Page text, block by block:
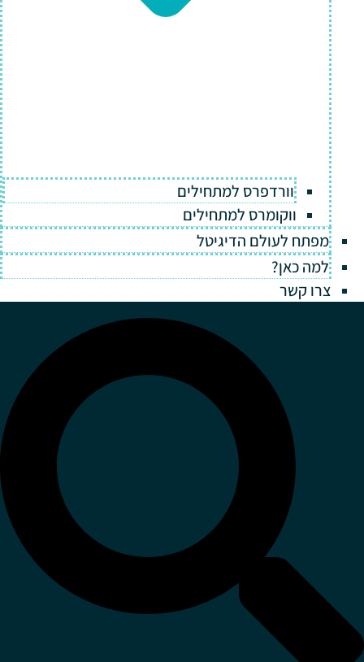
וורדפרס למתחילים
ווקומרס למתחילים
מפתח לעולם הדיגיטל
למה כאן?
צרו קשר